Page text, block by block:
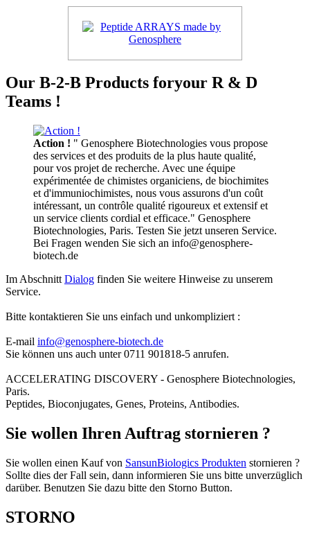
Our B-2-B Products foryour R & D
Teams !
Action ! " Genosphere Biotechnologies vous propose
des services et des produits de la plus haute qualité,
pour vos projet de recherche. Avec une équipe
expérimentée de chimistes organiciens, de biochimites
et d'immuniochimistes, nous vous assurons d'un coût
intéressant, un contrôle qualité rigoureux et extensif et
un service clients cordial et efficace." Genosphere
Biotechnologies, Paris. Testen Sie jetzt unseren Service.
Bei Fragen wenden Sie sich an info@genosphere-
biotech.de
Im Abschnitt Dialog finden Sie weitere Hinweise zu unserem
Service.
Bitte kontaktieren Sie uns einfach und unkompliziert :
E-mail info@genosphere-biotech.de
Sie können uns auch unter 0711 901818-5 anrufen.
ACCELERATING DISCOVERY - Genosphere Biotechnologies,
Paris.
Peptides, Bioconjugates, Genes, Proteins, Antibodies.
Sie wollen Ihren Auftrag stornieren ?
Sie wollen einen Kauf von SansunBiologics Produkten stornieren ?
Sollte dies der Fall sein, dann informieren Sie uns bitte unverzüglich
darüber. Benutzen Sie dazu bitte den Storno Button.
STORNO